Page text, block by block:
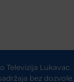
Lukavac.
bez